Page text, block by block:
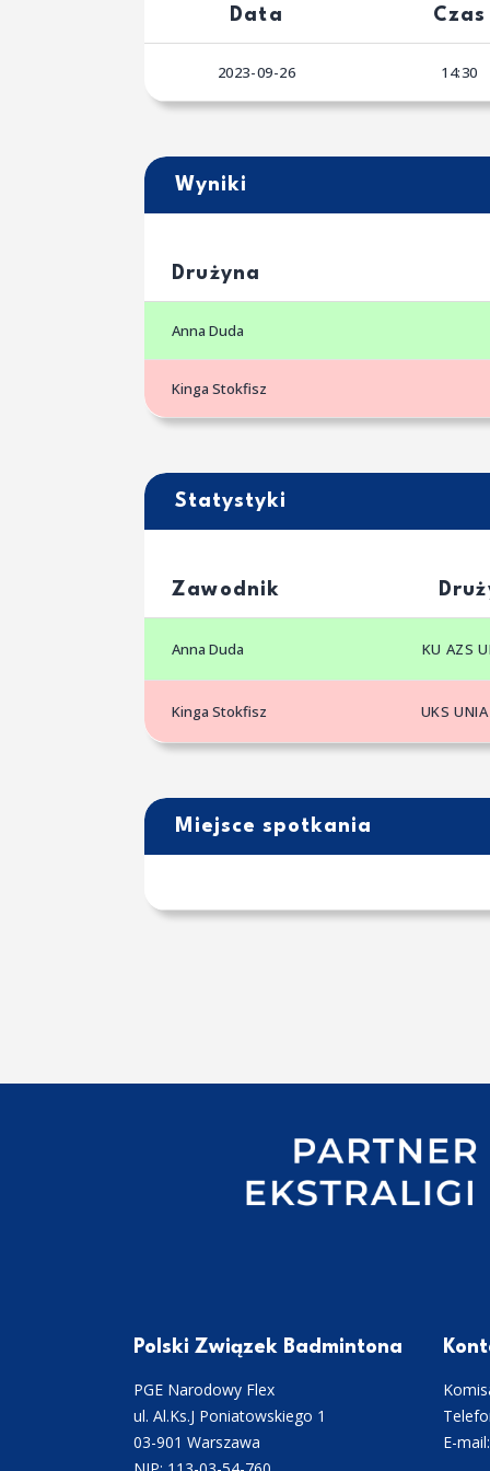
Data Czas
2023-09-26 14:30
Wyniki
Drużyna
Anna Duda
Kinga Stokfisz
Statystyki
Zawodnik
Anna Duda KU AZS
Kinga Stokfisz UKS
Miejsce spotkania
Polski Związek Badmintona
PGE Narodowy Flex
ul. Al.Ks.J Poniatowskiego 1
03-901 Warszawa
E-